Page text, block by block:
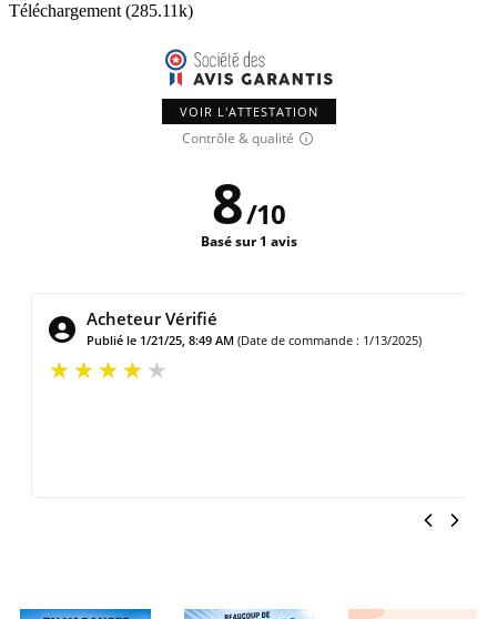
Téléchargement (285.11k)
VOIR L'ATTESTATION
Contrôle & qualité
8/10
Basé sur 1 avis
Acheteur Vérifié
Publié le 1/21/25, 8:49 AM(Date de commande : 1/13/2025)